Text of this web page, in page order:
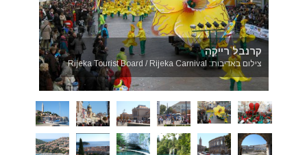
קרנבל רייקה
צילום באדיבות: Rijeka Tourist Board / Rijeka Carnival